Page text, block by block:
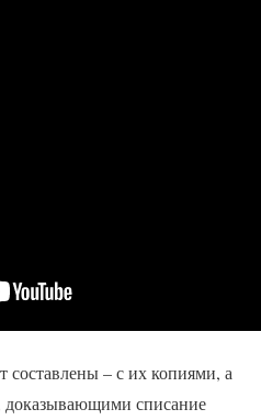
составлены – с их копиями, а
списание